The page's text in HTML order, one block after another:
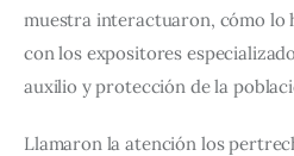
muestra interactuaron, cómo lo
con los expositores
auxilio y protección de la
Llamaron la atención los